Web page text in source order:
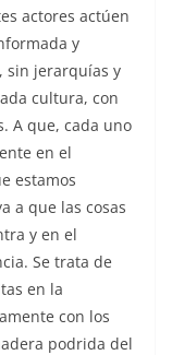
actores actúen
y
sin jerarquías y
cultura, con
A que, cada uno
en el
estamos
a que las cosas
y en el
Se trata de
en la
con los
podrida del